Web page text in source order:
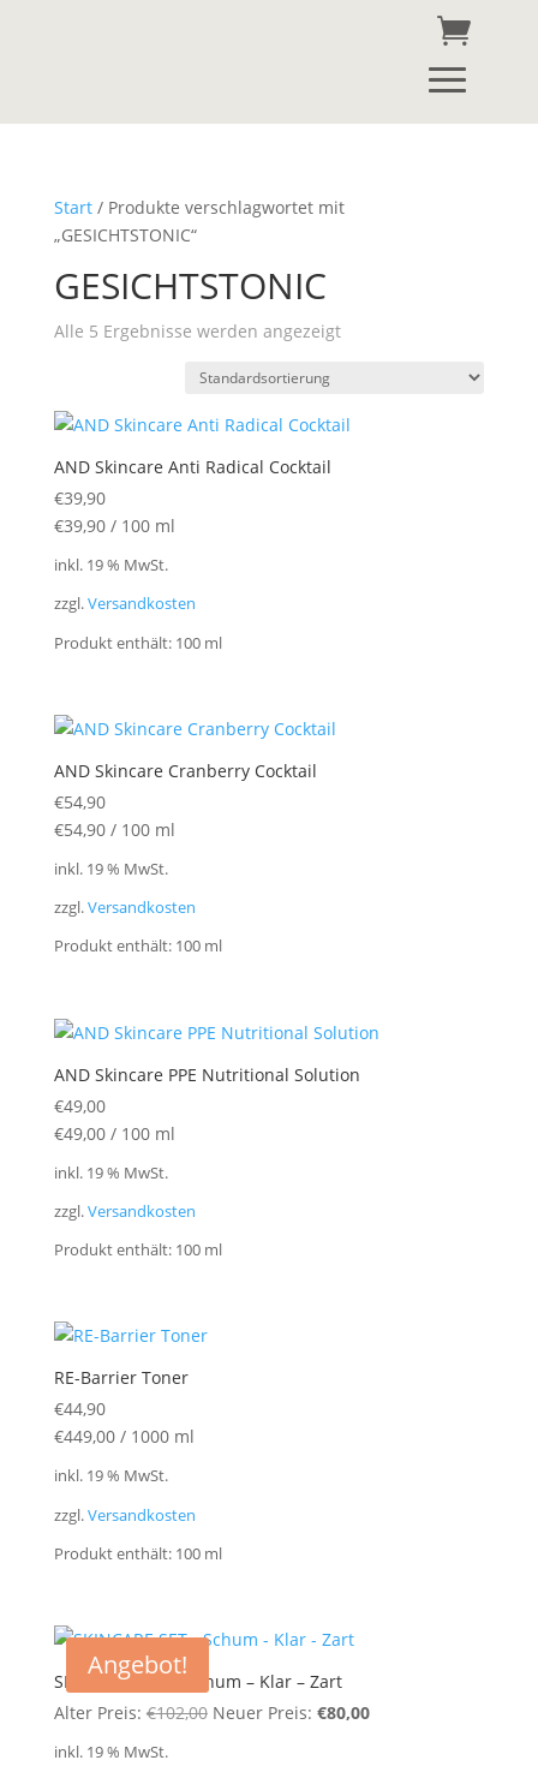
Start/ Produkte verschlagwortet mit
„GESICHTSTONIC“
GESICHTSTONIC
Alle 5 Ergebnisse werden angezeigt
AND Skincare Anti Radical Cocktail
€39,90
€39,90/ 100 ml
inkl. 19 % MwSt.
zzgl.Versandkosten
Produkt enthält: 100 ml
AND Skincare Cranberry Cocktail
€54,90
€54,90/ 100 ml
inkl. 19 % MwSt.
zzgl.Versandkosten
Produkt enthält: 100 ml
AND Skincare PPE Nutritional Solution
€49,00
€49,00/ 100 ml
inkl. 19 % MwSt.
zzgl.Versandkosten
Produkt enthält: 100 ml
RE-Barrier Toner
€44,90
€449,00/ 1000 ml
inkl. 19 % MwSt.
zzgl.Versandkosten
Produkt enthält: 100 ml
Angebot!
SKINCARE SET – Schum – Klar – Zart
Alter Preis: €102,00 Ursprünglicher
Neuer Preis: €80,00Aktueller
inkl. 19 % MwSt.